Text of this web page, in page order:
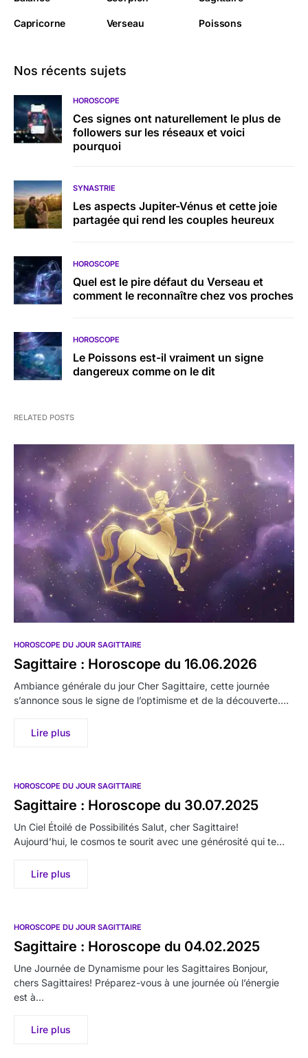
Capricorne Verseau Poissons
Nos récents sujets
HOROSCOPE
Ces signes ont naturellement le plus de
followers sur les réseaux et voici
pourquoi
SYNASTRIE
Les aspects Jupiter-Vénus et cette joie
partagée qui rend les couples heureux
HOROSCOPE
Quel est le pire défaut du Verseau et
comment le reconnaître chez vos proches
HOROSCOPE
Le Poissons est-il vraiment un signe
dangereux comme on le dit
RELATED POSTS
HOROSCOPE DU JOUR SAGITTAIRE
Sagittaire : Horoscope du 16.06.2026
Ambiance générale du jour Cher Sagittaire, cette journée
s’annonce sous le signe de l’optimisme et de la découverte.…
Lire plus
HOROSCOPE DU JOUR SAGITTAIRE
Sagittaire : Horoscope du 30.07.2025
Un Ciel Étoilé de Possibilités Salut, cher Sagittaire!
Aujourd’hui, le cosmos te sourit avec une générosité qui te…
Lire plus
HOROSCOPE DU JOUR SAGITTAIRE
Sagittaire : Horoscope du 04.02.2025
Une Journée de Dynamisme pour les Sagittaires Bonjour,
chers Sagittaires! Préparez-vous à une journée où l’énergie
est à…
Lire plus